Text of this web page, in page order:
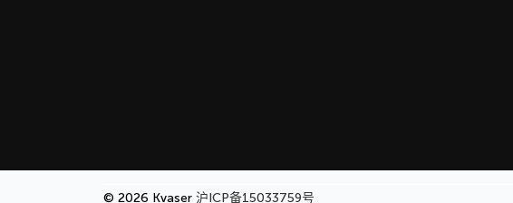
© 2026 Kvaser 沪ICP备15033759号